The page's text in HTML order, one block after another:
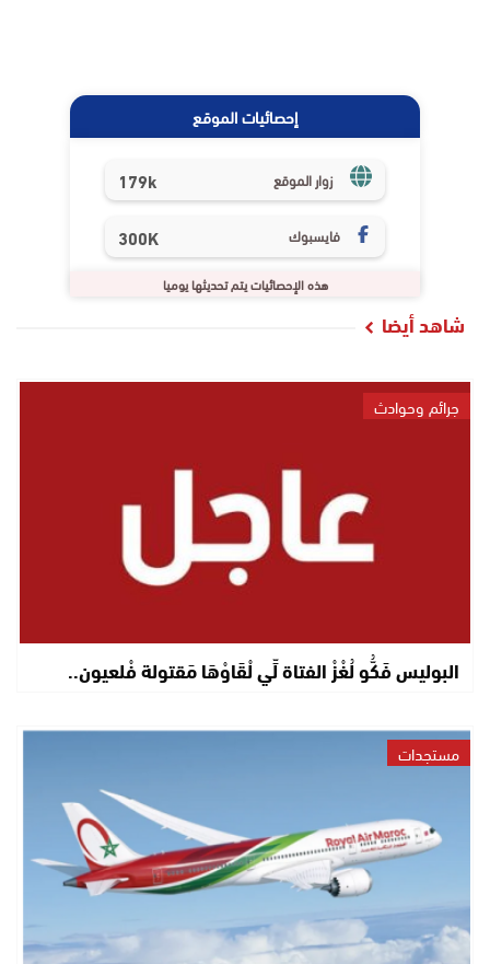
إحصائيات الموقع
زوار الموقع 179k
فايسبوك 300K
هذه الإحصائيات يتم تحديثها يوميا
شاهد أيضا
جرائم وحوادث
البوليس فَكُّو لُغْزْ الفتاة لِّي لْقَاوْهَا مَقتولة فْلعيون..
مستجدات